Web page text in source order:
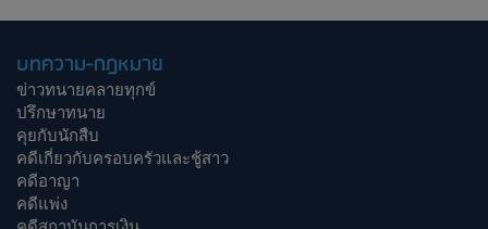
บทความ-กฎหมาย
ข่าวทนายคลายทุกข์
ปรึกษาทนาย
คุยกับนักสืบ
คดีเกี่ยวกับครอบครัวและชู้สาว
คดีอาญา
คดีแพ่ง